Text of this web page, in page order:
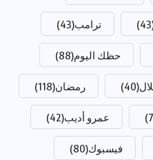
ترامب(43)
حظك اليوم(88)
(40) رمضان(118)
عمرو أديب(42)
فيسبوك(80)